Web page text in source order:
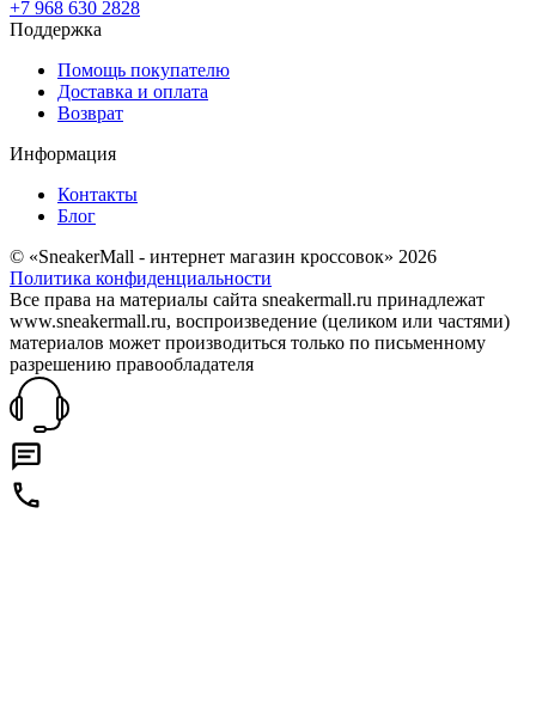
+7 968 630 2828
Поддержка
Помощь покупателю
Доставка и оплата
Возврат
Информация
Контакты
Блог
© «SneakerMall - интернет магазин кроссовок» 2026
Политика конфиденциальности
Все права на материалы сайта sneakermall.ru принадлежат
www.sneakermall.ru, воспроизведение (целиком или частями)
материалов может производиться только по письменному
разрешению правообладателя